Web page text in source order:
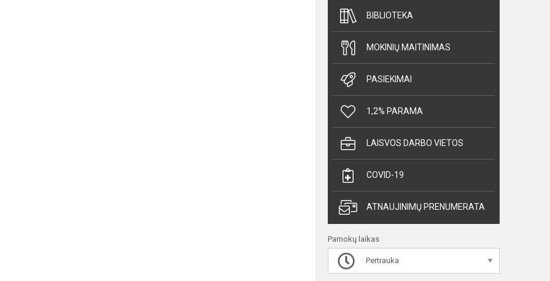
BIBLIOTEKA
MOKINIŲ MAITINIMAS
PASIEKIMAI
1,2% PARAMA
LAISVOS DARBO VIETOS
COVID-19
ATNAUJINIMŲ PRENUMERATA
Pamokų laikas
Pertrauka